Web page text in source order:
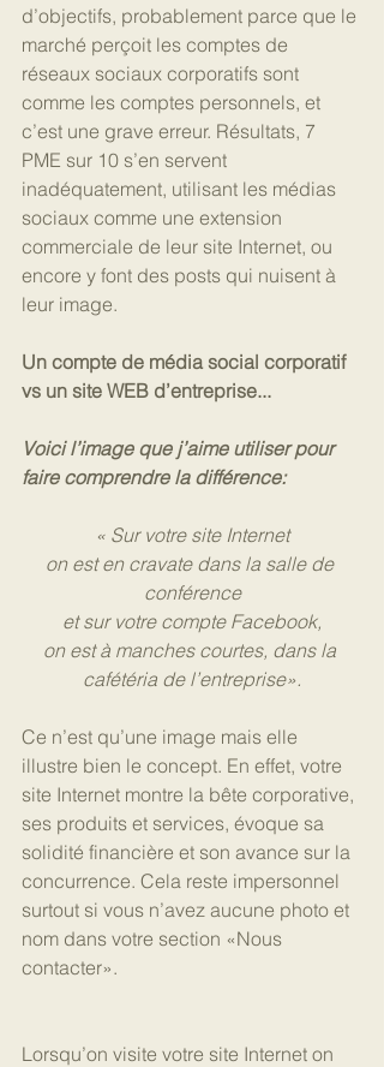
d’objectifs, probablement parce que le
marché perçoit les comptes de
réseaux sociaux corporatifs sont
comme les comptes personnels, et
c’est une grave erreur. Résultats, 7
PME sur 10 s’en servent
inadéquatement, utilisant les médias
sociaux comme une extension
commerciale de leur site Internet, ou
encore y font des posts qui nuisent à
leur image.
Un compte de média social corporatif
vs un site WEB d’entreprise...
Voici l’image que j’aime utiliser pour
faire comprendre la différence:
« Sur votre site Internet
on est en cravate dans la salle de
conférence
et sur votre compte Facebook,
on est à manches courtes, dans la
cafétéria de l’entreprise».
Ce n’est qu’une image mais elle
illustre bien le concept. En effet, votre
site Internet montre la bête corporative,
ses produits et services, évoque sa
solidité financière et son avance sur la
concurrence. Cela reste impersonnel
surtout si vous n’avez aucune photo et
nom dans votre section «Nous
contacter».
Lorsqu’on visite votre site Internet on